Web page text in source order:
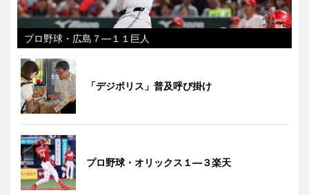
プロ野球・広島７―１１巨人
「デジポリス」普及呼び掛け
プロ野球・オリックス１―３楽天